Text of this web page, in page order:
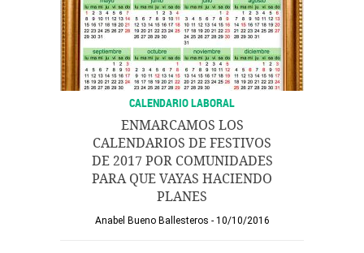
CALENDARIO LABORAL
ENMARCAMOS LOS
CALENDARIOS DE FESTIVOS
DE 2017 POR COMUNIDADES
PARA QUE VAYAS HACIENDO
PLANES
Anabel Bueno Ballesteros 10/10/2016